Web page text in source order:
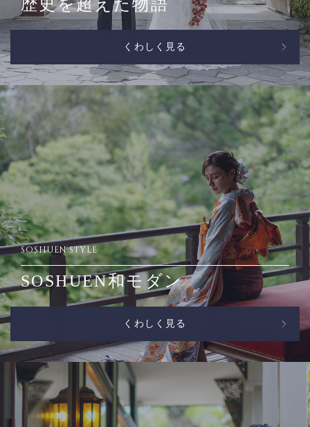
歴史を超えた物語
くわしく見る
SOSHUEN STYLE
SOSHUEN和モダン
くわしく見る